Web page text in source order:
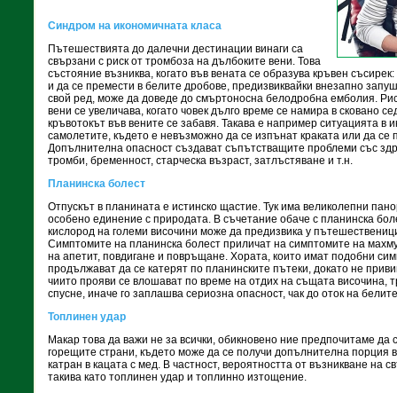
Синдром на икономичната класа
Пътешествията до далечни дестинации винаги са
свързани с риск от тромбоза на дълбоките вени. Това
състояние възниква, когато във вената се образува кръвен
и да се премести в белите дробове, предизвиквайки внезапно
свой ред, може да доведе до смъртоносна белодробна емболия.
вени се увеличава, когато човек дълго време се намира в сковано
кръвотокът във вените се забавя. Такава е например ситуацията в
самолетите, където е невъзможно да се изпънат краката или да се
Допълнителна опасност създават съпътстващите проблеми със
тромби, бременност, старческа възраст, затлъстяване и т.н.
Планинска болест
Отпускът в планината е истинско щастие. Тук има великолепни
особено единение с природата. В съчетание обаче с планинска
кислород на големи височини може да предизвика у
Симптомите на планинска болест приличат на симптомите на
на апетит, повдигане и повръщане. Хората, които имат подобни
продължават да се катерят по планинските пътеки, докато не
чиито прояви се влошават по време на отдих на същата височина,
спусне, иначе го заплашва сериозна опасност, чак до оток на
Топлинен удар
Макар това да важи не за всички, обикновено ние предпочитаме да
горещите страни, където може да се получи допълнителна порция
катран в кацата с мед. В частност, вероятността от възникване на
такива като топлинен удар и топлинно изтощение.